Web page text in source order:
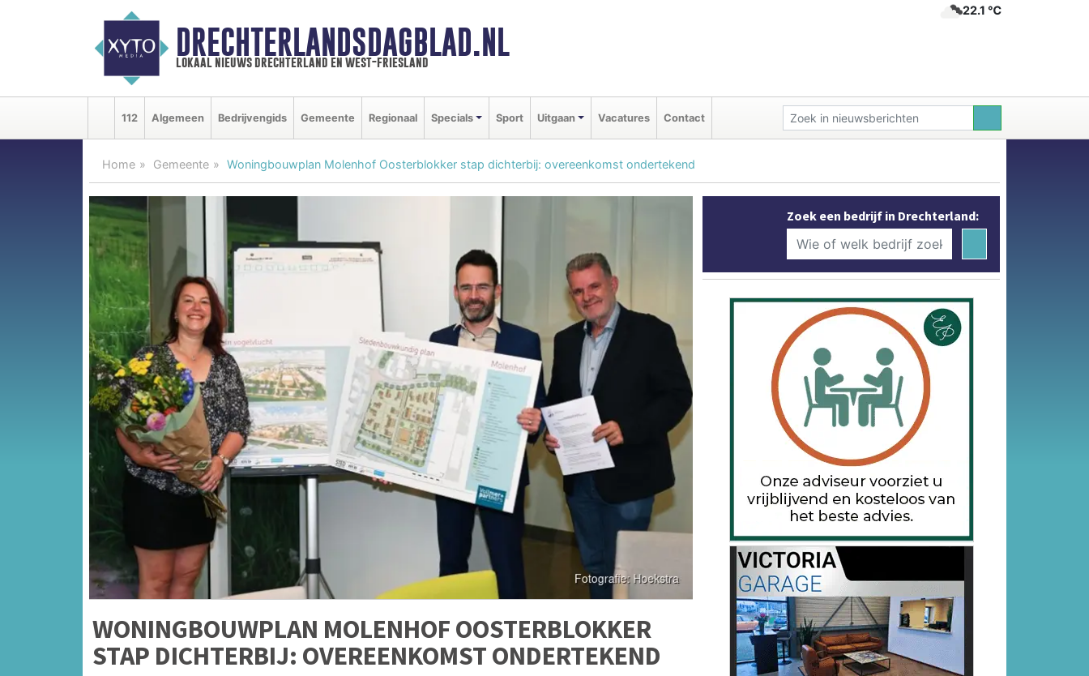
DRECHTERLANDSDAGBLAD.NL
lokaal nieuws drechterland en west-friesland
22.1 ℃
112 Algemeen Bedrijvengids Gemeente Regionaal Specials Sport Uitgaan Vacatures Contact
Home Gemeente Woningbouwplan Molenhof Oosterblokker stap dichterbij: overeenkomst ondertekend
WONINGBOUWPLAN MOLENHOF OOSTERBLOKKER
STAP DICHTERBIJ: OVEREENKOMST ONDERTEKEND
Zoek een bedrijf in Drechterland: